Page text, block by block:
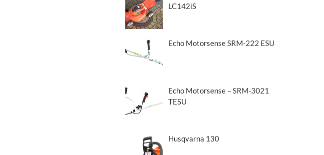
LC142iS
Echo Motorsense SRM-222 ESU
Echo Motorsense – SRM-3021
TESU
Husqvarna 130